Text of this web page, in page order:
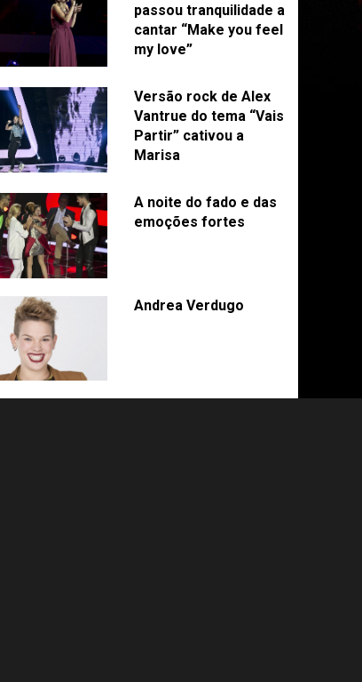
passou tranquilidade a
cantar “Make you feel
my love”
Versão rock de Alex
Vantrue do tema “Vais
Partir” cativou a
Marisa
A noite do fado e das
emoções fortes
Andrea Verdugo